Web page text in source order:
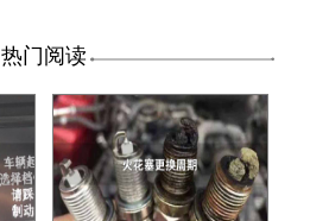
热门阅读